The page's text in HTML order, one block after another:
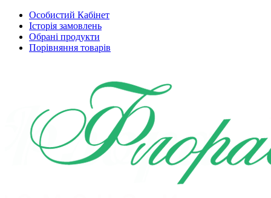
Особистий Кабінет
Історія замовлень
Обрані продукти
Порівняння товарів